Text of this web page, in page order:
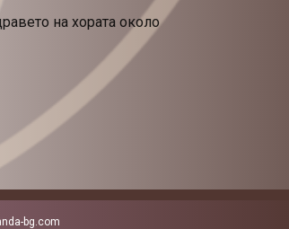
на хората около
bg.com